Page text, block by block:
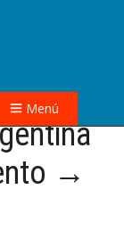
Menú
→